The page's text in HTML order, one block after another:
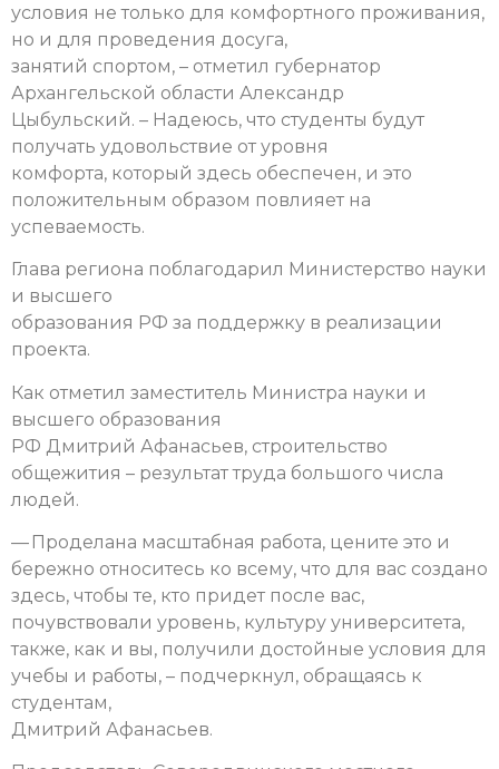
условия не только для комфортного проживания,
но и для проведения досуга,
занятий спортом, – отметил губернатор
Архангельской области Александр
Цыбульский. – Надеюсь, что студенты будут
получать удовольствие от уровня
комфорта, который здесь обеспечен, и это
положительным образом повлияет на
успеваемость.
Глава региона поблагодарил Министерство науки
и высшего
образования РФ за поддержку в реализации
проекта.
Как отметил заместитель Министра науки и
высшего образования
РФ Дмитрий Афанасьев, строительство
общежития – результат труда большого числа
людей.
— Проделана масштабная работа, цените это и
бережно относитесь ко всему, что для вас создано
здесь, чтобы те, кто придет после вас,
почувствовали уровень, культуру университета,
также, как и вы, получили достойные условия для
учебы и работы, – подчеркнул, обращаясь к
студентам,
Дмитрий Афанасьев.